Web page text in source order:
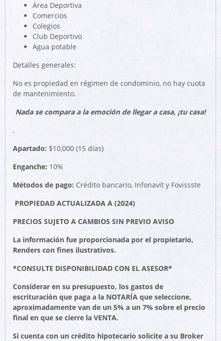
Área Deportiva
Comercios
Colegios
Club Deportivo
Agua potable
Detalles generales:
No es propiedad en régimen de condominio, no hay cuota
de mantenimiento.
Nada se compara a la emoción de llegar a casa, ¡tu casa!
.
Apartado:$10,000 (15 días)
Enganche:10%
Métodos de pago:Crédito bancario, Infonavit y Fovissste
PROPIEDAD ACTUALIZADA A (2024)
PRECIOS SUJETO A CAMBIOS SIN PREVIO AVISO
La información fue proporcionada por el propietario,
Renders con fines ilustrativos.
*CONSULTE DISPONIBILIDAD CON EL ASESOR*
Considerar en su presupuesto, los gastos de
escrituración que paga a la NOTARÍA que seleccione,
aproximadamente van de un 5% a un 7% sobre el precio
final en que se cierre la VENTA.
Si cuenta con un crédito hipotecario solicite a su Broker